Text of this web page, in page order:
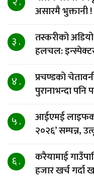
असारमै भुक्तानी !
३ .
तस्करीको
हलचल:
४ .
प्रचण्डको
पुरानाभन्दा पनि
५ .
आईएमई
२०२६’ सम्पन्न,
६ .
करैयामाई
हजार खर्च